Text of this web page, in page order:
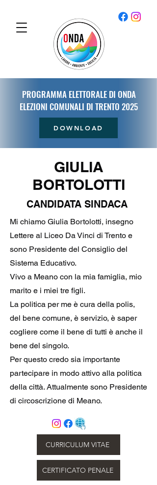
PROGRAMMA ELETTORALE DI ONDA
ELEZIONI COMUNALI DI TRENTO 2025
DOWNLOAD
GIULIA
BORTOLOTTI
CANDIDATA SINDACA
Mi chiamo Giulia Bortolotti, insegno
Lettere al Liceo Da Vinci di Trento e
sono Presidente del Consiglio del
Sistema Educativo.
Vivo a Meano con la mia famiglia, mio
marito e i miei tre figli.
La politica per me è cura della polis,
del bene comune, è servizio, è saper
cogliere come il bene di tutti è anche il
bene del singolo.
Per questo credo sia importante
partecipare in modo attivo alla politica
della città. Attualmente sono Presidente
di circoscrizione di Meano.
CURRICULUM VITAE
CERTIFICATO PENALE